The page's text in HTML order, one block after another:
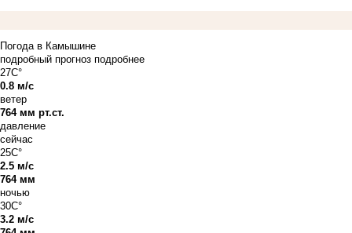
Погода в Камышине
подробный прогноз подробнее
27C°
0.8 м/с
ветер
764 мм рт.ст.
давление
сейчас
25C°
2.5 м/с
764 мм
ночью
30C°
3.2 м/с